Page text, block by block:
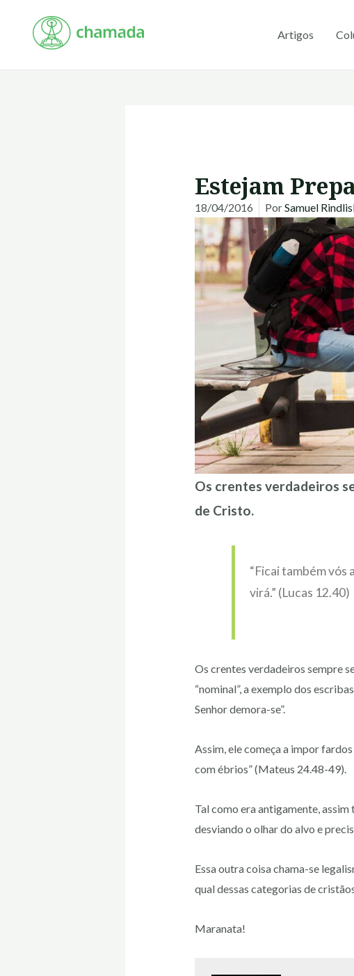
Artigos
Estejam
18/04/2016 PorSamuel
Os crentes verdadeiros
de Cristo.
“Ficai também vós
virá.” (Lucas 12.40)
Os crentes verdadeiros sempre
“nominal”, a exemplo dos
Senhor demora-se”.
Assim, ele começa a impor
com ébrios” (Mateus 24.48-49).
Tal como era antigamente,
desviando o olhar do alvo e
Essa outra coisa chama-se
qual dessas categorias de
Maranata!